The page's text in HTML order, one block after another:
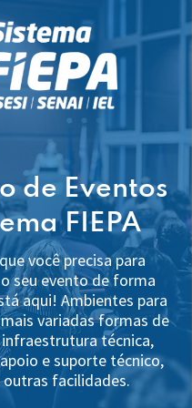
de Eventos
FIEPA
você precisa para
seu evento de forma
aqui! Ambientes para
variadas formas de
técnica,
e suporte técnico,
facilidades.